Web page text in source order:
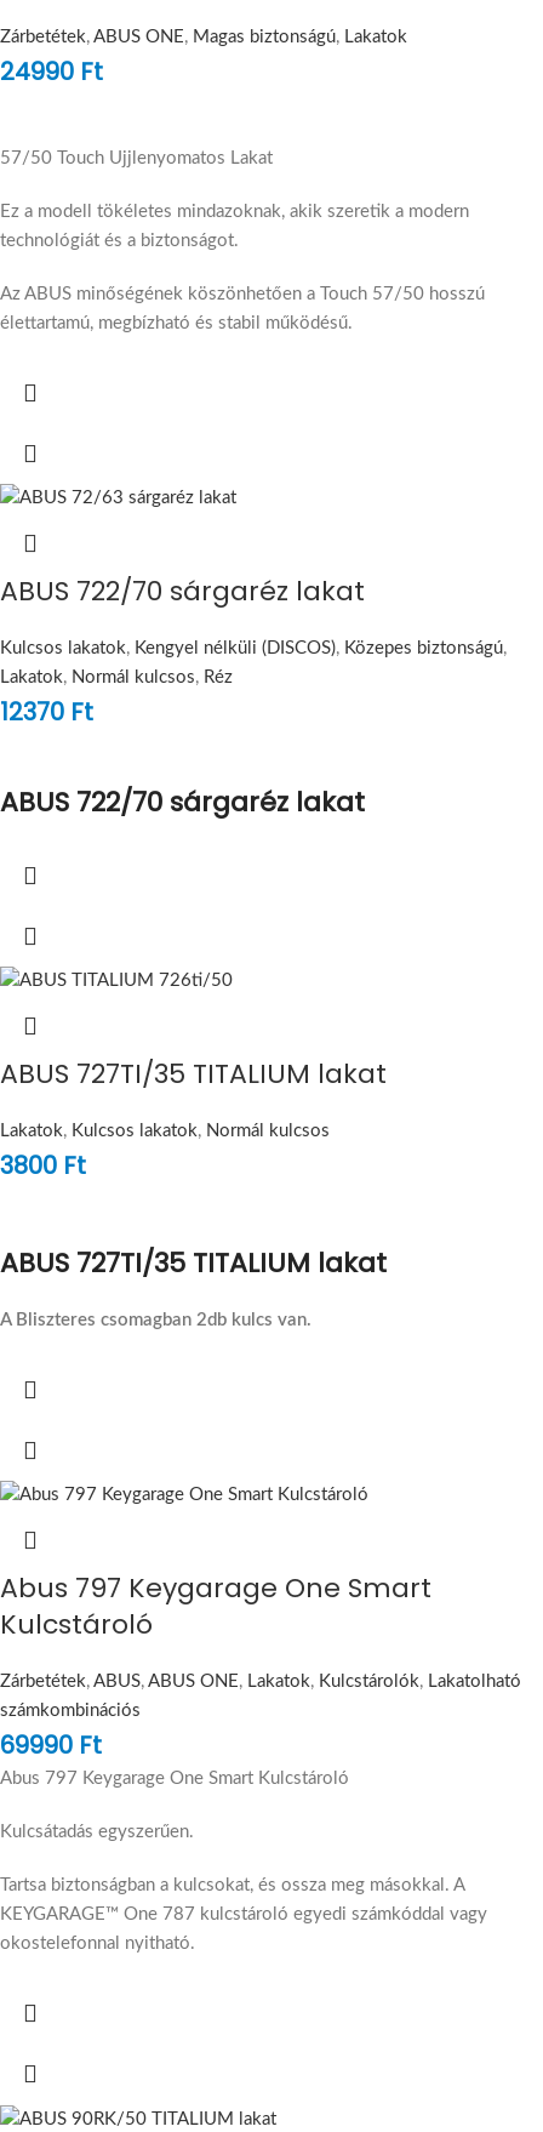
Zárbetétek, ABUS ONE , Magas biztonságú, Lakatok
24990 Ft
57/50 Touch Ujjlenyomatos Lakat
Ez a modell tökéletes mindazoknak, akik szeretik a modern
technológiát és a biztonságot.
Az ABUS minőségének köszönhetően a Touch 57/50 hosszú
élettartamú, megbízható és stabil működésű.
ABUS 722/70 sárgaréz lakat
Kulcsos lakatok, Kengyel nélküli (DISCOS), Közepes biztonságú,
Lakatok, Normál kulcsos, Réz
12370 Ft
ABUS 722/70 sárgaréz lakat
ABUS 727TI/35 TITALIUM lakat
Lakatok, Kulcsos lakatok, Normál kulcsos
3800 Ft
ABUS 727TI/35 TITALIUM lakat
A Bliszteres csomagban 2db kulcs van.
Abus 797 Keygarage One Smart
Kulcstároló
Zárbetétek, ABUS, ABUS ONE, Lakatok, Kulcstárolók, Lakatolható
számkombinációs
69990 Ft
Abus 797 Keygarage One Smart Kulcstároló
Kulcsátadás egyszerűen.
Tartsa biztonságban a kulcsokat, és ossza meg másokkal. A
KEYGARAGE™ One 787 kulcstároló egyedi számkóddal vagy
okostelefonnal nyitható.